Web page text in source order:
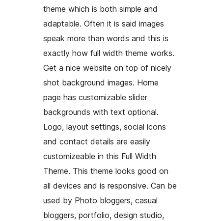
theme which is both simple and
adaptable. Often it is said images
speak more than words and this is
exactly how full width theme works.
Get a nice website on top of nicely
shot background images. Home
page has customizable slider
backgrounds with text optional.
Logo, layout settings, social icons
and contact details are easily
customizeable in this Full Width
Theme. This theme looks good on
all devices and is responsive. Can be
used by Photo bloggers, casual
bloggers, portfolio, design studio,